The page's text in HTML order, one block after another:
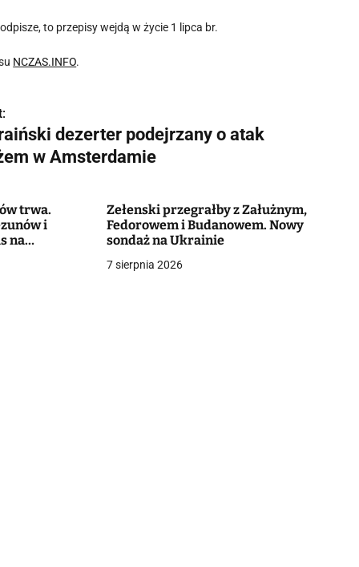
to przepisy wejdą w życie 1 lipca br.
NCZAS.INFO.
dezerter podejrzany o atak
w Amsterdamie
trwa.
i
na
Zełenski przegrałby z Załużnym,
Fedorowem i Budanowem. Nowy
sondaż na Ukrainie
7 sierpnia 2026